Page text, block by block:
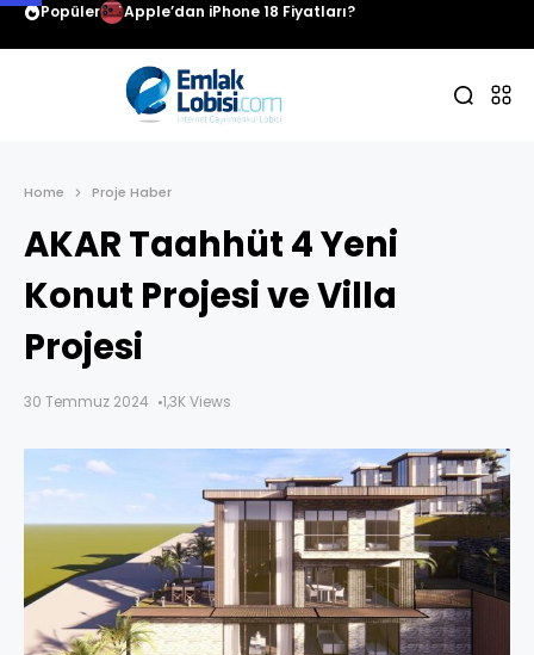
Popüler UNIGEN B2B Süreçlerini DİA ile Yapılandırdı
Home Proje Haber
AKAR Taahhüt 4 Yeni
Konut Projesi ve Villa
Projesi
30 Temmuz 2024 1,3K Views